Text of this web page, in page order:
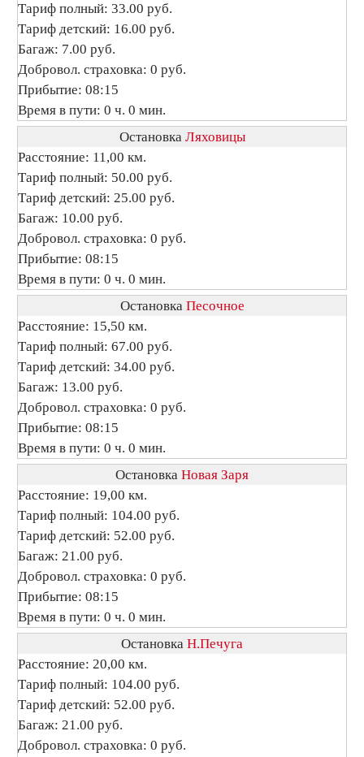
Тариф полный: 33.00 руб.
Тариф детский: 16.00 руб.
Багаж: 7.00 руб.
Добровол. страховка: 0 руб.
Прибытие: 08:15
Время в пути: 0 ч. 0 мин.
Остановка Ляховицы
Расстояние: 11,00 км.
Тариф полный: 50.00 руб.
Тариф детский: 25.00 руб.
Багаж: 10.00 руб.
Добровол. страховка: 0 руб.
Прибытие: 08:15
Время в пути: 0 ч. 0 мин.
Остановка Песочное
Расстояние: 15,50 км.
Тариф полный: 67.00 руб.
Тариф детский: 34.00 руб.
Багаж: 13.00 руб.
Добровол. страховка: 0 руб.
Прибытие: 08:15
Время в пути: 0 ч. 0 мин.
Остановка Новая Заря
Расстояние: 19,00 км.
Тариф полный: 104.00 руб.
Тариф детский: 52.00 руб.
Багаж: 21.00 руб.
Добровол. страховка: 0 руб.
Прибытие: 08:15
Время в пути: 0 ч. 0 мин.
Остановка Н.Печуга
Расстояние: 20,00 км.
Тариф полный: 104.00 руб.
Тариф детский: 52.00 руб.
Багаж: 21.00 руб.
Добровол. страховка: 0 руб.